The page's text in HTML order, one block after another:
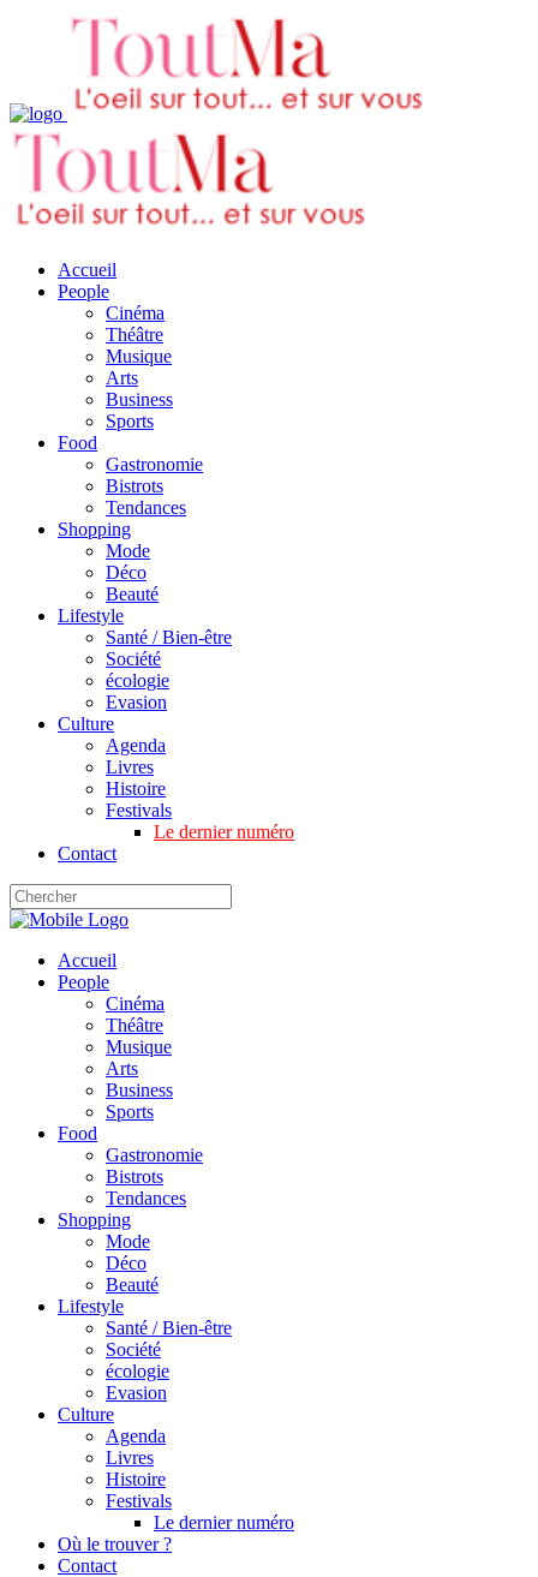
Accueil
People
Cinéma
Théâtre
Musique
Arts
Business
Sports
Food
Gastronomie
Bistrots
Tendances
Shopping
Mode
Déco
Beauté
Lifestyle
Santé / Bien-être
Société
écologie
Evasion
Culture
Agenda
Livres
Histoire
Festivals
Le dernier numéro
Contact
Accueil
People
Cinéma
Théâtre
Musique
Arts
Business
Sports
Food
Gastronomie
Bistrots
Tendances
Shopping
Mode
Déco
Beauté
Lifestyle
Santé / Bien-être
Société
écologie
Evasion
Culture
Agenda
Livres
Histoire
Festivals
Le dernier numéro
Où le trouver ?
Contact